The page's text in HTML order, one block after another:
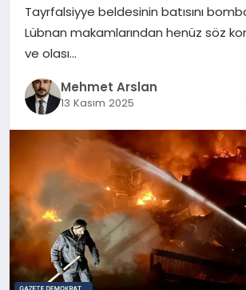
DÜNYA
YAŞAM
Tayrfalsiyye beldesinin batısını
Lübnan makamlarından henüz söz
ve olası…
Mehmet Arslan
13 Kasım 2025